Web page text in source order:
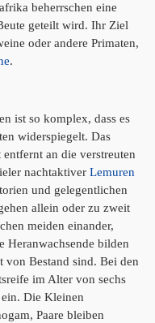
beherrschen eine
geteilt wird. Ihr Ziel
oder andere Primaten,
.
ist so komplex, dass es
widerspiegelt. Das
an die verstreuten
nachtaktiver Lemuren
und gelegentlichen
allein oder zu zweit
meiden einander,
Heranwachsende bilden
Bestand sind. Bei den
im Alter von sechs
ein. Die Kleinen
Paare bleiben